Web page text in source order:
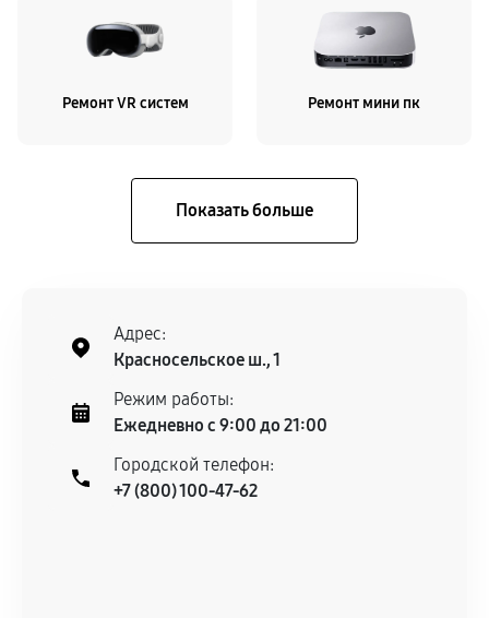
Ремонт VR систем Ремонт мини пк
Адрес:
Красносельское ш., 1
Режим работы:
Ежедневно с 9:00 до 21:00
Городской телефон:
+7 (800) 100-47-62